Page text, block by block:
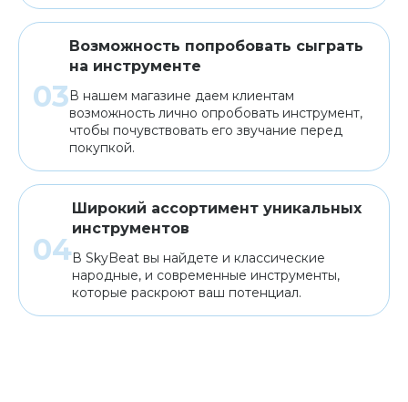
Возможность попробовать сыграть
на инструменте
В нашем магазине даем клиентам
возможность лично опробовать инструмент,
чтобы почувствовать его звучание перед
покупкой.
Широкий ассортимент уникальных
инструментов
В SkyBeat вы найдете и классические
народные, и современные инструменты,
которые раскроют ваш потенциал.